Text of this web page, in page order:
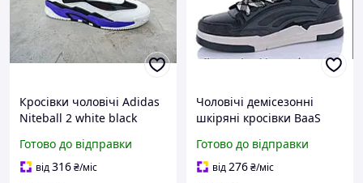
Кросівки чоловічі Adidas
Niteball 2 white black
фіолетові 42 (27,0 см)
Готово до відправки
від316₴/міс
Чоловічі демісезонні
шкіряні кросівки BaaS
см)
Готово до відправки
від276₴/міс